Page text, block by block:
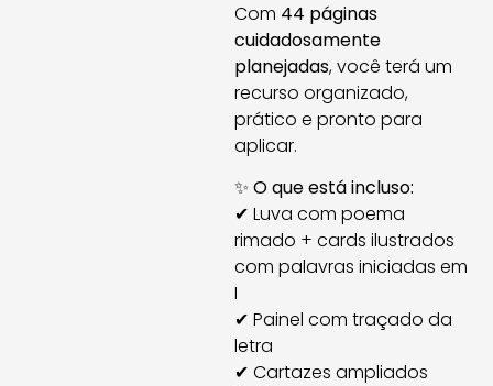
Com 44 páginas
cuidadosamente
planejadas, você terá um
recurso organizado,
prático e pronto para
aplicar.
✨ O que está incluso:
✔ Luva com poema
rimado + cards ilustrados
com palavras iniciadas em
I
✔ Painel com traçado da
letra
✔ Cartazes ampliados